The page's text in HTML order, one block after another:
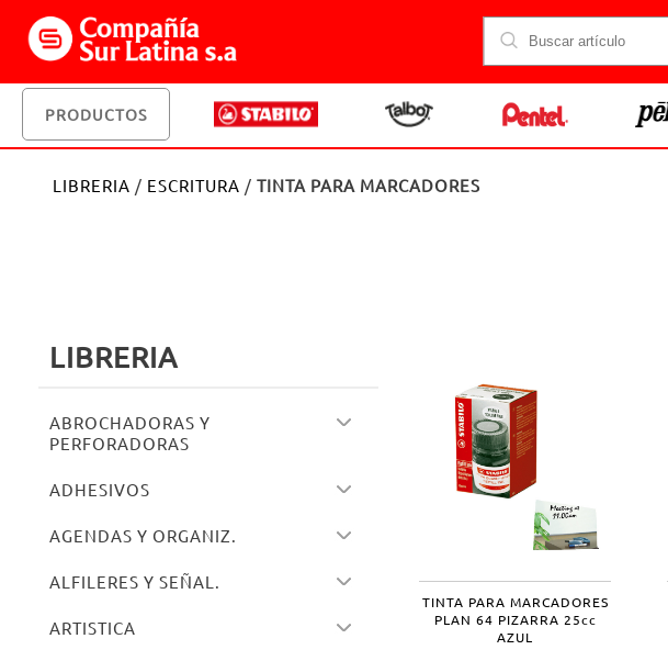
PRODUCTOS
LIBRERIA / ESCRITURA / TINTA PARA MARCADORES
LIBRERIA
ABROCHADORAS Y
PERFORADORAS
ADHESIVOS
AGENDAS Y ORGANIZ.
ALFILERES Y SEÑAL.
ARTISTICA
TINTA PARA MARCADORES
PLAN 64 PIZARRA 25cc
AZUL